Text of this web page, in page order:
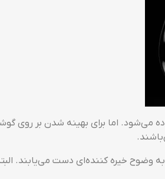
به وضوح خیره کننده‌ای دست